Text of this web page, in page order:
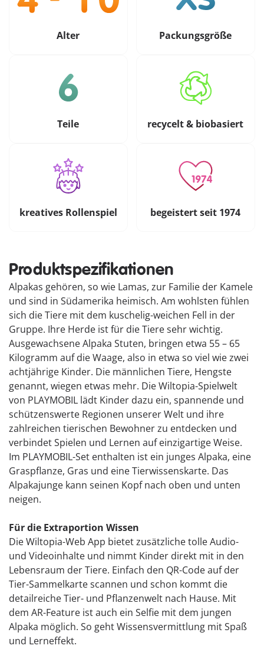
Alter Packungsgröße
Teile recycelt & biobasiert
kreatives Rollenspiel begeistert seit 1974
Produktspezifikationen
Alpakas gehören, so wie Lamas, zur Familie der Kamele
und sind in Südamerika heimisch. Am wohlsten fühlen
sich die Tiere mit dem kuschelig-weichen Fell in der
Gruppe. Ihre Herde ist für die Tiere sehr wichtig.
Ausgewachsene Alpaka Stuten, bringen etwa 55 – 65
Kilogramm auf die Waage, also in etwa so viel wie zwei
achtjährige Kinder. Die männlichen Tiere, Hengste
genannt, wiegen etwas mehr. Die Wiltopia-Spielwelt
von PLAYMOBIL lädt Kinder dazu ein, spannende und
schützenswerte Regionen unserer Welt und ihre
zahlreichen tierischen Bewohner zu entdecken und
verbindet Spielen und Lernen auf einzigartige Weise.
Im PLAYMOBIL-Set enthalten ist ein junges Alpaka, eine
Graspflanze, Gras und eine Tierwissenskarte. Das
Alpakajunge kann seinen Kopf nach oben und unten
neigen.
Für die Extraportion Wissen
Die Wiltopia-Web App bietet zusätzliche tolle Audio-
und Videoinhalte und nimmt Kinder direkt mit in den
Lebensraum der Tiere. Einfach den QR-Code auf der
Tier-Sammelkarte scannen und schon kommt die
detailreiche Tier- und Pflanzenwelt nach Hause. Mit
dem AR-Feature ist auch ein Selfie mit dem jungen
Alpaka möglich. So geht Wissensvermittlung mit Spaß
und Lerneffekt.